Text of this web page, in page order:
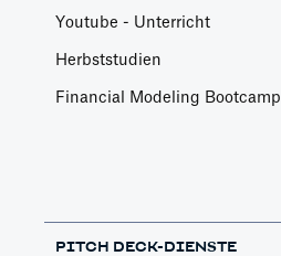
Youtube - Unterricht
Herbststudien
Financial Modeling Bootcamp
PITCH DECK-DIENSTE